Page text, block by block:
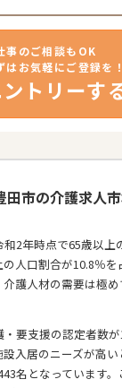
事のご相談もOK
はお気軽にご登録を！
トリーす
田市の介護求人
2年時点で65歳以上
人口割合が10.8％を
護人材の需要は極
要支援の認定者数
入居のニーズが高
名となっています。